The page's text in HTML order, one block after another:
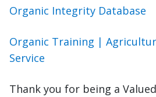
Organic Integrity Database
Organic Training |
Service
Thank you for being a